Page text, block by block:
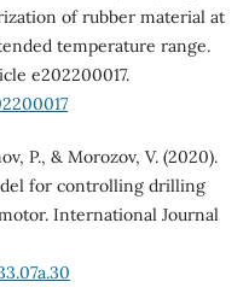
of rubber material at
temperature range.
e202200017.
P., & Morozov, V. (2020).
for controlling drilling
International Journal